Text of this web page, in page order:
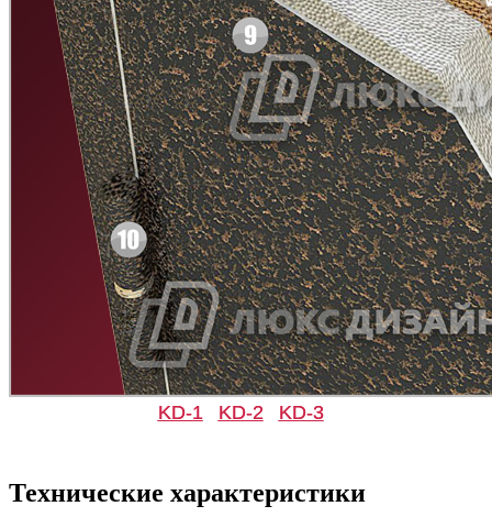
Д-11 СС Д-15 60
C45 C46
C47 C48
C49 C50
KD-1 KD-2 KD-3
Технические характеристики